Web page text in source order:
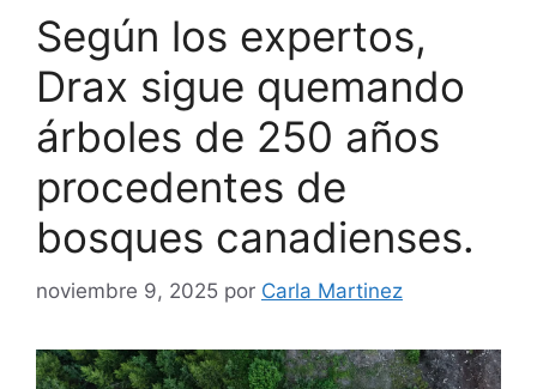
Según los expertos,
Drax sigue quemando
árboles de 250 años
procedentes de
bosques canadienses.
noviembre 9, 2025 por Carla Martinez